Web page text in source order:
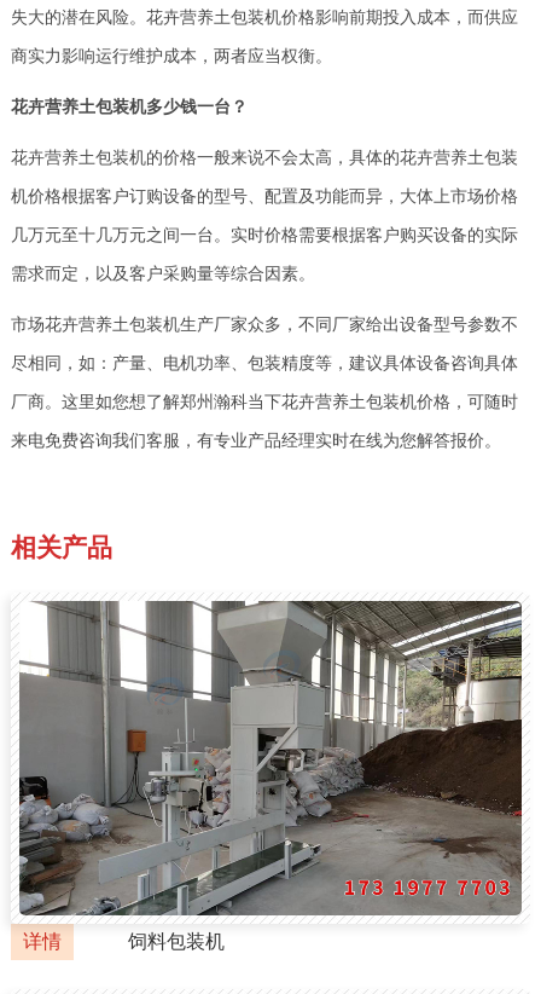
失大的潜在风险。花卉营养土包装机价格影响前期投入成本，而供应
商实力影响运行维护成本，两者应当权衡。
花卉营养土包装机多少钱一台？
花卉营养土包装机的价格一般来说不会太高，具体的花卉营养土包装
机价格根据客户订购设备的型号、配置及功能而异，大体上市场价格
几万元至十几万元之间一台。实时价格需要根据客户购买设备的实际
需求而定，以及客户采购量等综合因素。
市场花卉营养土包装机生产厂家众多，不同厂家给出设备型号参数不
尽相同，如：产量、电机功率、包装精度等，建议具体设备咨询具体
厂商。这里如您想了解郑州瀚科当下花卉营养土包装机价格，可随时
来电免费咨询我们客服，有专业产品经理实时在线为您解答报价。
相关产品
详情 饲料包装机